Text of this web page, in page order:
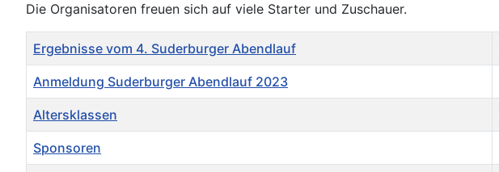
Die Organisatoren freuen sich auf viele Starter und Zuschauer.
Titel Autor Zugriffe
Ergebnisse vom 4. Suderburger Abendlauf
Anmeldung Suderburger Abendlauf 2023
Altersklassen
Sponsoren